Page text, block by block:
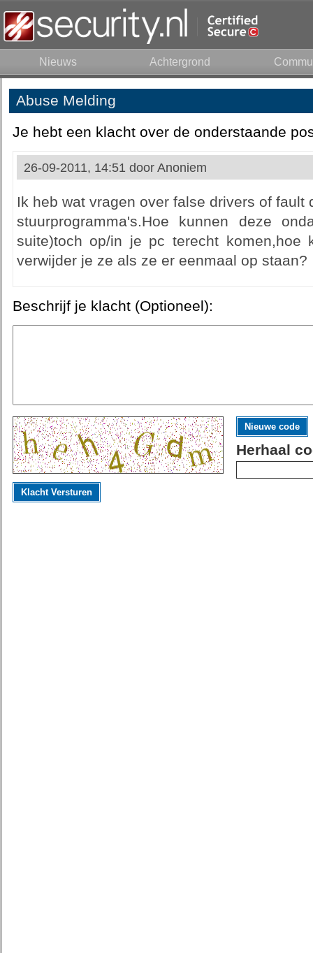
Nieuws Achtergrond
Abuse Melding
Je hebt een klacht over de onderstaande
26-09-2011, 14:51 door Anoniem
Ik heb wat vragen over false drivers of
stuurprogramma's.Hoe kunnen deze
suite)toch op/in je pc terecht
verwijder je ze als ze er eenmaal op staan?
Beschrijf je klacht (Optioneel):
Nieuwe code
Herhaal
Klacht Versturen